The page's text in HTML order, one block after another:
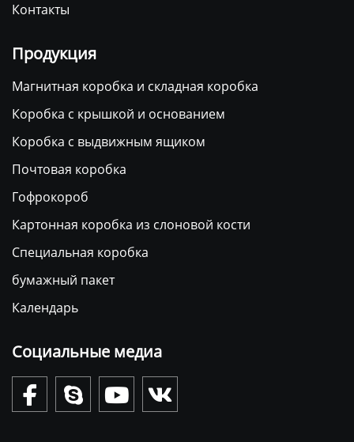
Контакты
Продукция
Магнитная коробка и складная коробка
Коробка с крышкой и основанием
Коробка с выдвижным ящиком
Почтовая коробка
Гофрокороб
Картонная коробка из слоновой кости
Специальная коробка
бумажный пакет
Календарь
Социальные медиа
   